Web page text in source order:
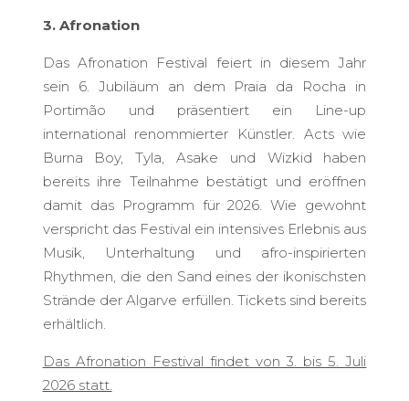
3. Afronation
Das Afronation Festival feiert in diesem Jahr
sein 6. Jubiläum an dem Praia da Rocha in
Portimão und präsentiert ein Line-up
international renommierter Künstler. Acts wie
Burna Boy, Tyla, Asake und Wizkid haben
bereits ihre Teilnahme bestätigt und eröffnen
damit das Programm für 2026. Wie gewohnt
verspricht das Festival ein intensives Erlebnis aus
Musik, Unterhaltung und afro-inspirierten
Rhythmen, die den Sand eines der ikonischsten
Strände der Algarve erfüllen. Tickets sind bereits
erhältlich.
Das Afronation Festival findet von 3. bis 5. Juli
2026 statt.